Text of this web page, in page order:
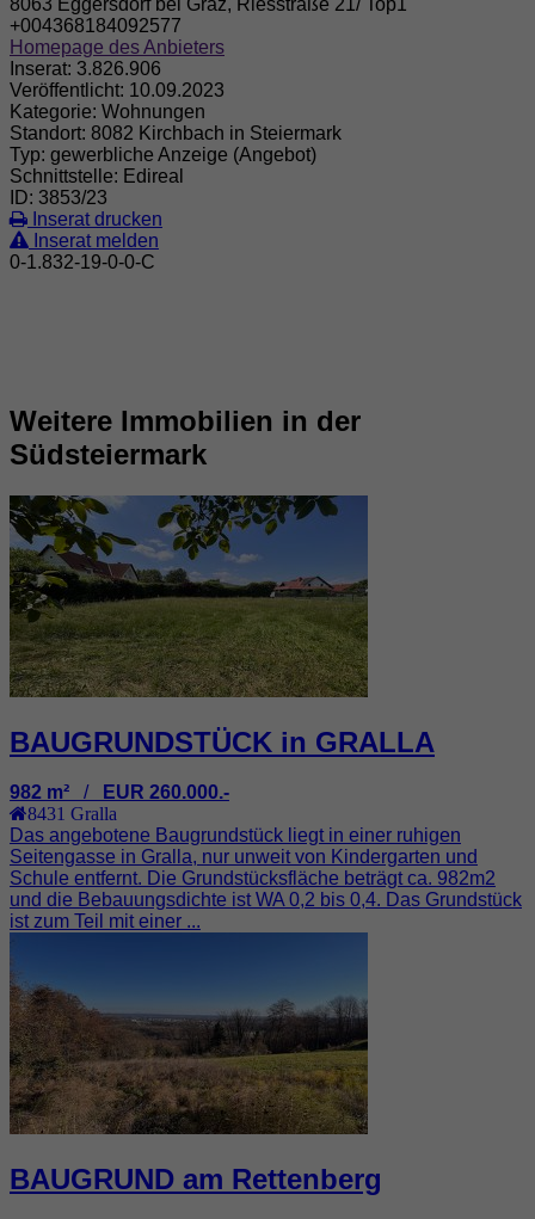
+004368184092577
Homepage des Anbieters
Inserat: 3.826.906
Veröffentlicht: 10.09.2023
Kategorie: Wohnungen
Standort: 8082 Kirchbach in Steiermark
Typ: gewerbliche Anzeige (Angebot)
Schnittstelle: Edireal
ID: 3853/23
Inserat drucken
Inserat melden
0-1.832-19-0-0-C
Weitere Immobilien in der
Südsteiermark
BAUGRUNDSTÜCK in GRALLA
982 m² / EUR 260.000.-
8431 Gralla
Das angebotene Baugrundstück liegt in einer ruhigen
Seitengasse in Gralla, nur unweit von Kindergarten und
Schule entfernt. Die Grundstücksfläche beträgt ca. 982m2
und die Bebauungsdichte ist WA 0,2 bis 0,4. Das Grundstück
ist zum Teil mit einer ...
BAUGRUND am Rettenberg